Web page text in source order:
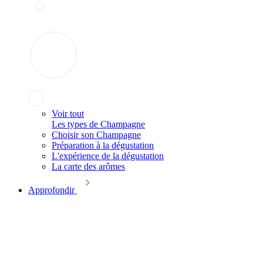
Voir tout
Les types de Champagne
Choisir son Champagne
Préparation à la dégustation
L'expérience de la dégustation
La carte des arômes
Approfondir